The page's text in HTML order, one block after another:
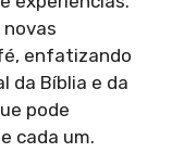
enfatizando
da Bíblia e da
pode
cada um.